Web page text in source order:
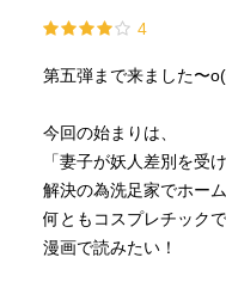
4
第五弾まで来ました〜
今回の始まりは、
「妻子が妖人差別を受
解決の為洗足家でホー
何ともコスプレチック
漫画で読みたい！